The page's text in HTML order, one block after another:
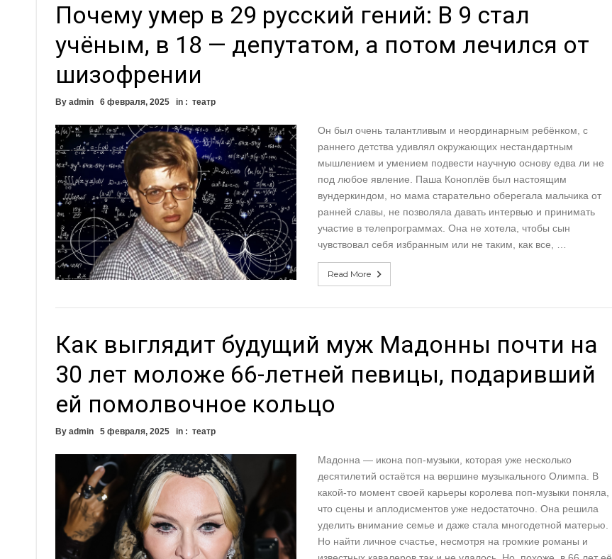
Почему умер в 29 русский гений: В 9 стал
учёным, в 18 — депутатом, а потом лечился от
шизофрении
By admin 6 февраля, 2025 in : театр
Он был очень талантливым и неординарным ребёнком, с
раннего детства удивлял окружающих нестандартным
мышлением и умением подвести научную основу едва ли не
под любое явление. Паша Коноплёв был настоящим
вундеркиндом, но мама старательно оберегала мальчика от
ранней славы, не позволяла давать интервью и принимать
участие в телепрограммах. Она не хотела, чтобы сын
чувствовал себя избранным или не таким, как все, …
Read More
Как выглядит будущий муж Мадонны почти на
30 лет моложе 66-летней певицы, подаривший
ей помолвочное кольцо
By admin 5 февраля, 2025 in : театр
Мадонна — икона поп-музыки, которая уже несколько
десятилетий остаётся на вершине музыкального Олимпа. В
какой-то момент своей карьеры королева поп-музыки поняла,
что сцены и аплодисментов уже недостаточно. Она решила
уделить внимание семье и даже стала многодетной матерью.
Но найти личное счастье, несмотря на громкие романы и